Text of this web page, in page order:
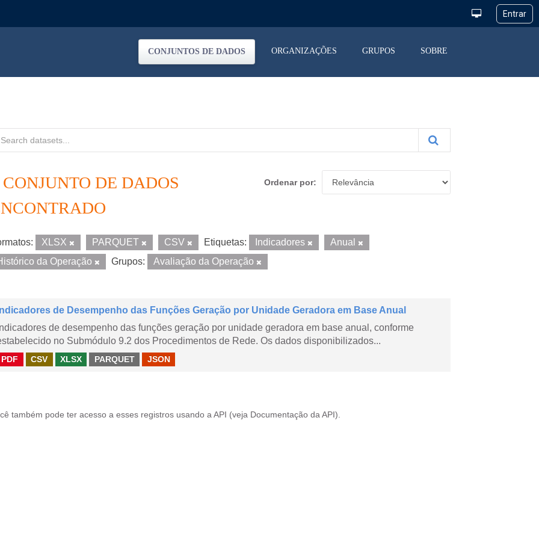
CONJUNTOS DE DADOS ORGANIZAÇÕES GRUPOS SOBRE
Ordenar por
CONJUNTO DE DADOS
XLSX PARQUET CSV Etiquetas: Indicadores
Anual
da Operação
Grupos: Avaliação da Operação
Indicadores de Desempenho das Funções Geração por Unidade Geradora em Base Anual
Indicadores de desempenho das funções geração por unidade geradora em base anual, conforme
no Submódulo 9.2 dos Procedimentos de Rede. Os dados disponibilizados...
PDF CSV XLSX PARQUET JSON
também pode ter acesso a esses registros usando a API (veja Documentação da API ).